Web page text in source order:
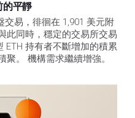
的平靜
交易，徘徊在 1,901 美元附
此同時，穩定的交易所交易
ETH 持有者不斷增加的積累
。 機構需求繼續增強。